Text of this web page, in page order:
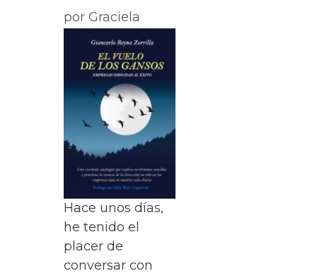
por Graciela
Hace unos días,
he tenido el
placer de
conversar con